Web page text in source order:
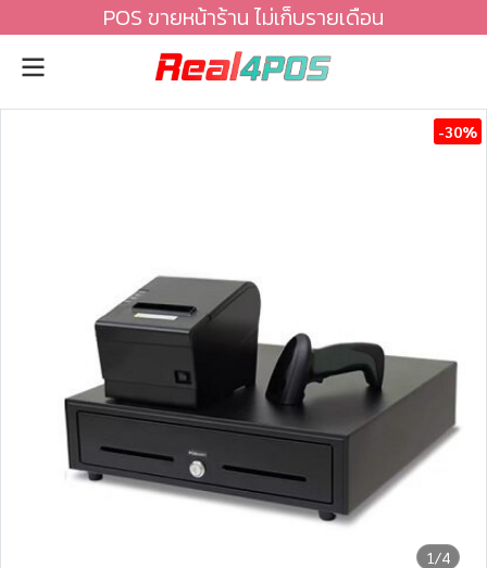
POS ขายหน้าร้าน ไม่เก็บรายเดือน
1/4
-30%